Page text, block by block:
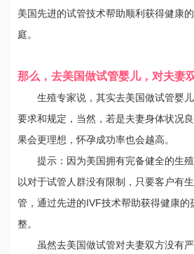
美国先进的试管技术帮助顺利获得健康
庭。
那么，去美国做试管婴儿，对夫妻
生殖专家说，其实去美国做试管婴儿
要求和规定，当然，若是夫妻身体状况
果会更理想，怀孕成功率也会越高。
提示：因为美国拥有完备健全的生殖
以对于试管人群没有限制，只要客户有
管，通过先进的IVF技术帮助获得健康的
整。
虽然去美国做试管对夫妻双方没有严